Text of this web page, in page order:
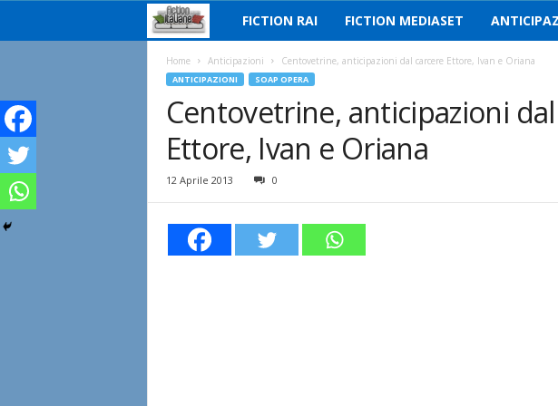
i
i
n
FICTION RAI FICTION MEDIASET
Home Anticipazioni Centovetrine, anticipazioni dal carcere Ettore, Ivan e Oriana
ANTICIPAZIONI SOAP OPERA
Centovetrine, anticipazioni
Ettore, Ivan e Oriana
12 Aprile 2013 0